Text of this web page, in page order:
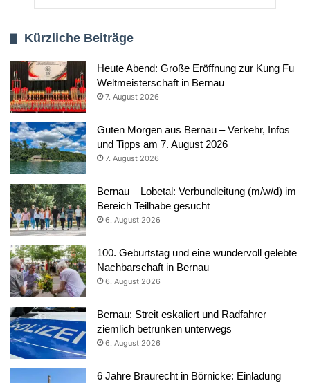
Kürzliche Beiträge
Heute Abend: Große Eröffnung zur Kung Fu
Weltmeisterschaft in Bernau
7. August 2026
Guten Morgen aus Bernau – Verkehr, Infos
und Tipps am 7. August 2026
7. August 2026
Bernau – Lobetal: Verbundleitung (m/w/d) im
Bereich Teilhabe gesucht
6. August 2026
100. Geburtstag und eine wundervoll gelebte
Nachbarschaft in Bernau
6. August 2026
Bernau: Streit eskaliert und Radfahrer
ziemlich betrunken unterwegs
6. August 2026
6 Jahre Braurecht in Börnicke: Einladung